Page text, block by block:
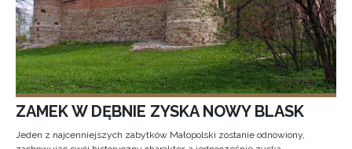
ZAMEK W DĘBNIE ZYSKA NOWY BLASK
Jeden z najcenniejszych zabytków Małopolski zostanie odnowiony,